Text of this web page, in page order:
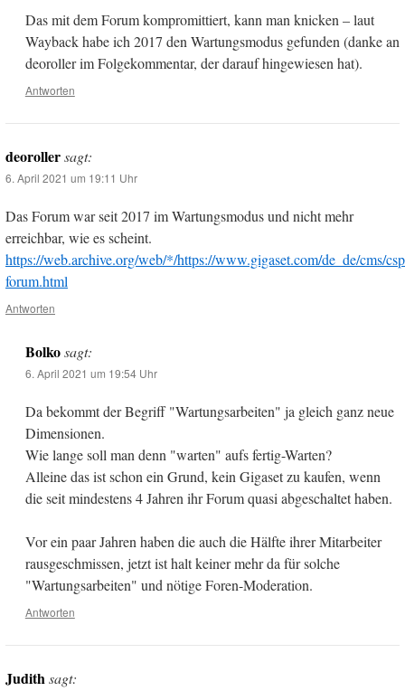
Das mit dem Forum kompromittiert, kann man knicken – laut
Wayback habe ich 2017 den Wartungsmodus gefunden (danke an
deoroller im Folgekommentar, der darauf hingewiesen hat).
Antworten
deorollersagt:
6. April 2021 um 19:11 Uhr
Das Forum war seit 2017 im Wartungsmodus und nicht mehr
erreichbar, wie es scheint.
https://web.archive.org/web/*/https://www.gigaset.com/de_de/cms/
forum.html
Antworten
Bolko sagt:
6. April 2021 um 19:54 Uhr
Da bekommt der Begriff "Wartungsarbeiten" ja gleich ganz neue
Dimensionen.
Wie lange soll man denn "warten" aufs fertig-Warten?
Alleine das ist schon ein Grund, kein Gigaset zu kaufen, wenn
die seit mindestens 4 Jahren ihr Forum quasi abgeschaltet haben.
Vor ein paar Jahren haben die auch die Hälfte ihrer Mitarbeiter
rausgeschmissen, jetzt ist halt keiner mehr da für solche
"Wartungsarbeiten" und nötige Foren-Moderation.
Antworten
Judithsagt: